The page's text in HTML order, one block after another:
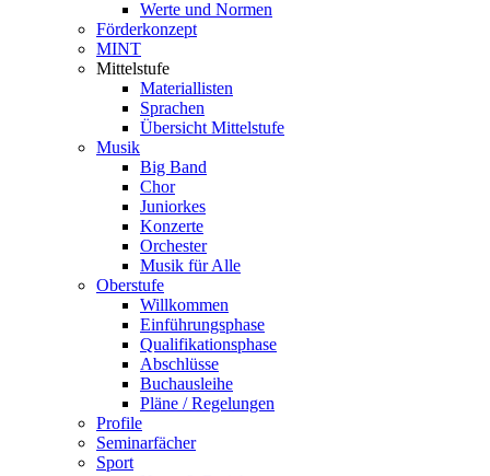
Werte und Normen
Förderkonzept
MINT
Mittelstufe
Materiallisten
Sprachen
Übersicht Mittelstufe
Musik
Big Band
Chor
Juniorkes
Konzerte
Orchester
Musik für Alle
Oberstufe
Willkommen
Einführungsphase
Qualifikationsphase
Abschlüsse
Buchausleihe
Pläne / Regelungen
Profile
Seminarfächer
Sport